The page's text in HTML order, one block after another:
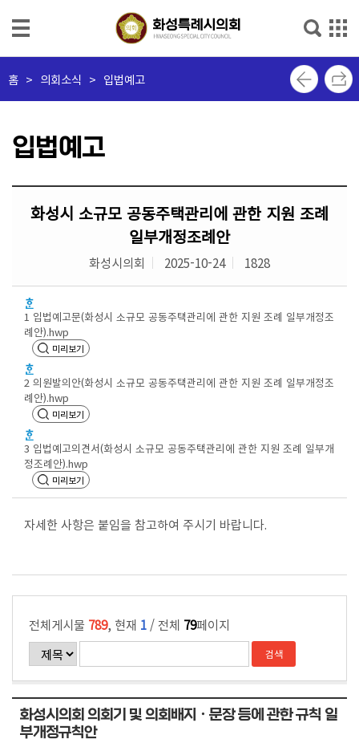
본문으로 바로가기
메인메뉴 바로가기
의
회
개
회
소
원
소
개
회
의
록
인
터
넷
방
송
안
정
보
회
자
료
실
홈 > 의회소식 > 입법예고
입법예고
화성시 소규모 공동주택관리에 관한 지원 조례
일부개정조례안
화성시의회 2025-10-24 1828
1 입법예고문(화성시 소규모 공동주택관리에 관한 지원 조례 일부개정조
례안).hwp
미리보기
2 의원발의안(화성시 소규모 공동주택관리에 관한 지원 조례 일부개정조
례안).hwp
미리보기
3 입법예고의견서(화성시 소규모 공동주택관리에 관한 지원 조례 일부개
정조례안).hwp
미리보기
자세한 사항은 붙임을 참고하여 주시기 바랍니다.
전체게시물 789, 현재 1 / 전체 79페이지
화성시의회 의회기 및 의회배지ㆍ문장 등에 관한 규칙 일
부개정규칙안